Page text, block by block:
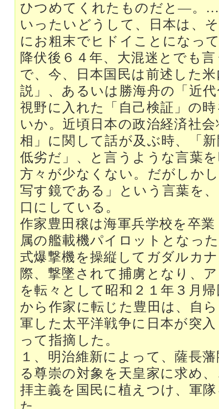
ひつめてくれたものだと―。
いったいどうして、日本は、
にお粗末でヒドイことになっ
降伏後６４年、大混迷とでも
で、今、日本国民は前述した
説」、あるいは勝海舟の「近
視野に入れた「自己検証」の
いか。近頃日本の政治経済社
相」に関して話が及ぶ時、「
低劣だ」、と言うような言葉
方々が少なくない。だがしか
写す鏡である」という言葉を
口にしている。
作家豊田穣は海軍兵学校を卒
属の艦載機パイロットとなっ
式爆撃機を操縦してガダルカ
際、撃墜されて捕虜となり、
を転々として昭和２１年３月
から作家に転じた豊田は、自
軍した太平洋戦争に日本が突
って指摘した。
１、明治維新によって、薩長
る尊崇の対象を天皇家に求め
拝主義を国民に植えつけ、軍